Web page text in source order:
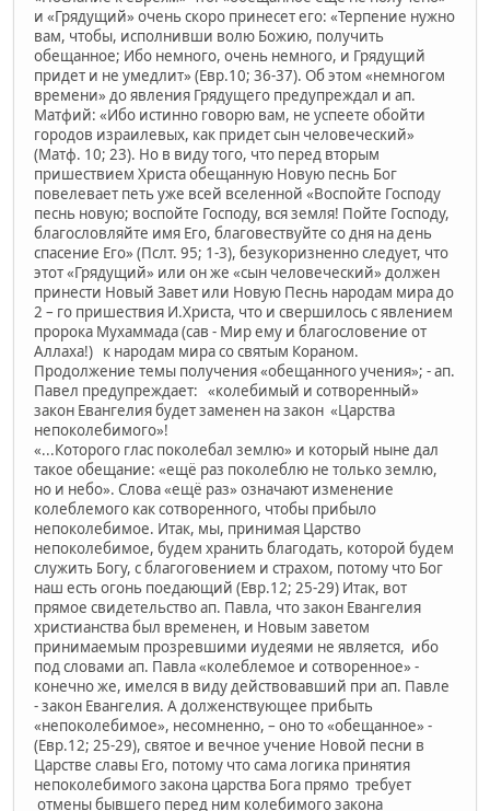
и «Грядущий» очень скоро принесет его: «Терпение нужно
вам, чтобы, исполнивши волю Божию, получить
обещанное; Ибо немного, очень немного, и Грядущий
придет и не умедлит» (Евр.10; 36-37). Об этом «немногом
времени» до явления Грядущего предупреждал и ап.
Матфий: «Ибо истинно говорю вам, не успеете обойти
городов израилевых, как придет сын человеческий»
(Матф. 10; 23). Но в виду того, что перед вторым
пришествием Христа обещанную Новую песнь Бог
повелевает петь уже всей вселенной «Воспойте Господу
песнь новую; воспойте Господу, вся земля! Пойте Господу,
благословляйте имя Его, благовествуйте со дня на день
спасение Его» (Пслт. 95; 1-3), безукоризненно следует, что
этот «Грядущий» или он же «сын человеческий» должен
принести Новый Завет или Новую Песнь народам мира до
2 – го пришествия И.Христа, что и свершилось с явлением
пророка Мухаммада (сав - Мир ему и благословение от
Аллаха!) к народам мира со святым Кораном.
Продолжение темы получения «обещанного учения»; - ап.
Павел предупреждает: «колебимый и сотворенный»
закон Евангелия будет заменен на закон «Царства
непоколебимого»!
«...Которого глас поколебал землю» и который ныне дал
такое обещание: «ещё раз поколеблю не только землю,
но и небо». Слова «ещё раз» означают изменение
колеблемого как сотворенного, чтобы прибыло
непоколебимое. Итак, мы, принимая Царство
непоколебимое, будем хранить благодать, которой будем
служить Богу, с благоговением и страхом, потому что Бог
наш есть огонь поедающий (Евр.12; 25-29) Итак, вот
прямое свидетельство ап. Павла, что закон Евангелия
христианства был временен, и Новым заветом
принимаемым прозревшими иудеями не является, ибо
под словами ап. Павла «колеблемое и сотворенное» -
конечно же, имелся в виду действовавший при ап. Павле
- закон Евангелия. А долженствующее прибыть
«непоколебимое», несомненно, – оно то «обещанное» -
(Евр.12; 25-29), святое и вечное учение Новой песни в
Царстве славы Его, потому что сама логика принятия
непоколебимого закона царства Бога прямо требует
отмены бывшего перед ним колебимого закона